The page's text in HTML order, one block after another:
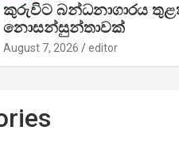
කුරුවිට බන්ධනාගාරය
නොසන්සුන්තාවක්
August 7, 2026 editor